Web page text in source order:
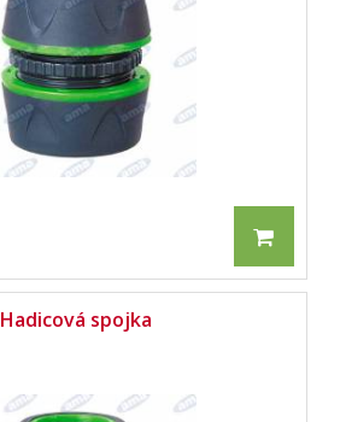
Hadicová spojka